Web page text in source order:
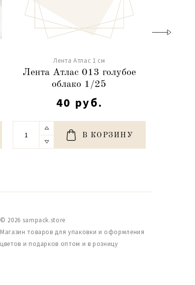
Лента Атлас 1 см
Лента Атлас 013 голубое
облако 1/25
40 руб.
В КОРЗИНУ
© 2026 sampack.store
Магазин товаров для упаковки и оформления
цветов и подарков оптом и в розницу